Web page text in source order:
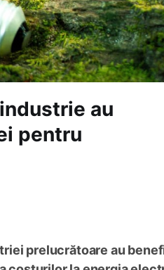
au
pentru
prelucrătoare au